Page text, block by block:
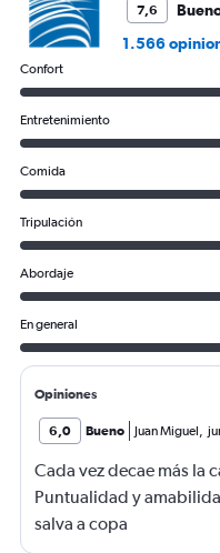
7,6
1.566
Confort
Entretenimiento
Comida
Tripulación
Abordaje
En general
Opiniones
6,0 Bueno Juan Miguel,
Cada vez decae más la
Puntualidad y
salva a copa